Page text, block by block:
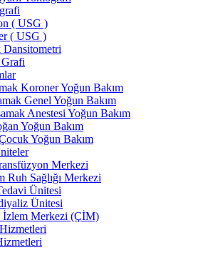
( USG )
( USG )
Koroner Yoğun Bakım
Genel Yoğun Bakım
Anestesi Yoğun Bakım
Yoğun Bakım
Yoğun Bakım
Merkezi
Ruh Sağlığı Merkezi
Ünitesi
Ünitesi
İzlem Merkezi (ÇİM)